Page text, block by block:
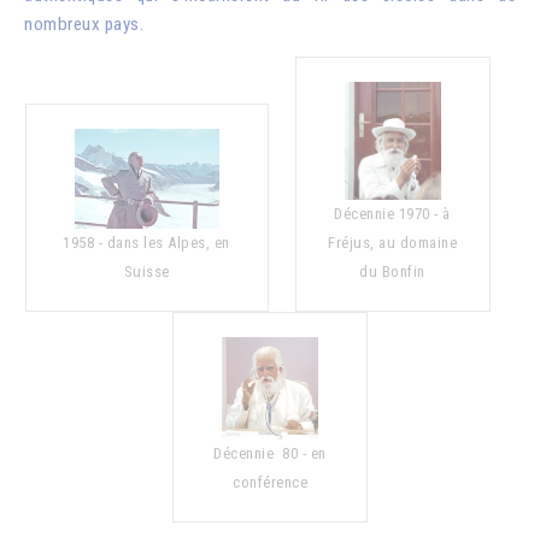
nombreux pays.
1958 - dans les Alpes, en
Suisse
Décennie 1970 - à
Fréjus, au domaine
du Bonfin
Décennie 80 - en
conférence